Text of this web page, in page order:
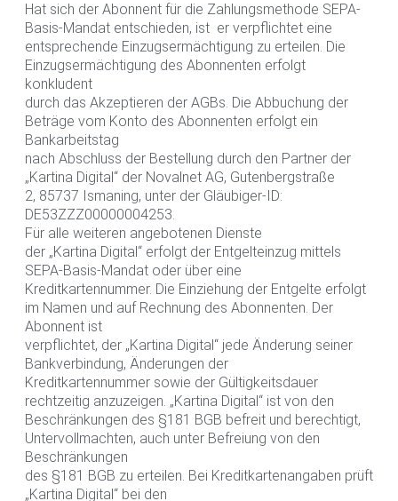
Hat sich der Abonnent für die Zahlungsmethode SEPA-
Basis-Mandat entschieden, ist er verpflichtet eine
entsprechende Einzugsermächtigung zu erteilen. Die
Einzugsermächtigung des Abonnenten erfolgt
konkludent
durch das Akzeptieren der AGBs. Die Abbuchung der
Beträge vom Konto des Abonnenten erfolgt ein
Bankarbeitstag
nach Abschluss der Bestellung durch den Partner der
„Kartina Digital“ der Novalnet AG, Gutenbergstraße
2, 85737 Ismaning, unter der Gläubiger-ID:
DE53ZZZ00000004253.
Für alle weiteren angebotenen Dienste
der „Kartina Digital“ erfolgt der Entgelteinzug mittels
SEPA-Basis-Mandat oder über eine
Kreditkartennummer. Die Einziehung der Entgelte erfolgt
im Namen und auf Rechnung des Abonnenten. Der
Abonnent ist
verpflichtet, der „Kartina Digital“ jede Änderung seiner
Bankverbindung, Änderungen der
Kreditkartennummer sowie der Gültigkeitsdauer
rechtzeitig anzuzeigen. „Kartina Digital“ ist von den
Beschränkungen des §181 BGB befreit und berechtigt,
Untervollmachten, auch unter Befreiung von den
Beschränkungen
des §181 BGB zu erteilen. Bei Kreditkartenangaben prüft
„Kartina Digital“ bei den